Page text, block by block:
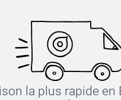
la plus rapide en